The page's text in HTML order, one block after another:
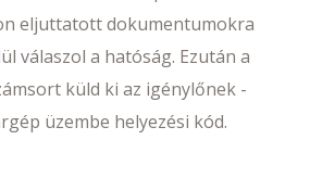
eljuttatott dokumentumokra
válaszol a hatóság. Ezután a
küld ki az igénylőnek -
üzembe helyezési kód.